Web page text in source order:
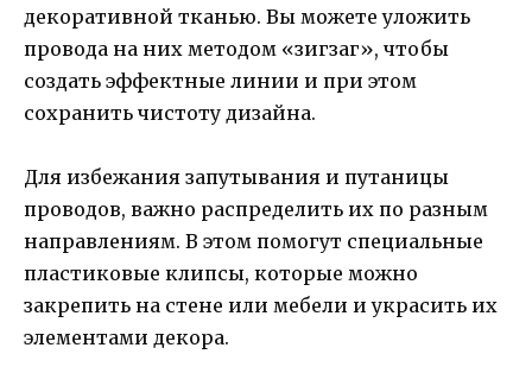
декоративной тканью. Вы можете уложить
провода на них методом «зигзаг», чтобы
создать эффектные линии и при этом
сохранить чистоту дизайна.
Для избежания запутывания и путаницы
проводов, важно распределить их по разным
направлениям. В этом помогут специальные
пластиковые клипсы, которые можно
закрепить на стене или мебели и украсить их
элементами декора.